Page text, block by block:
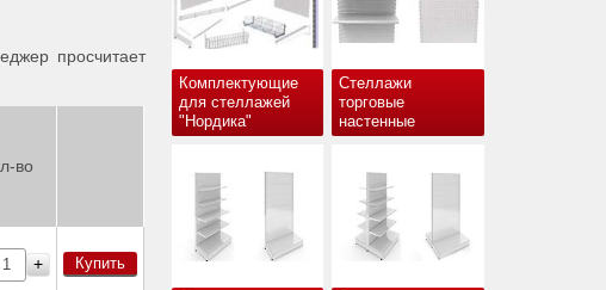
Комплектующие
для стеллажей
"Нордика"
Стеллажи
торговые
настенные
просчитает
во
+ Купить